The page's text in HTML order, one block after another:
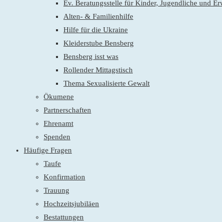
Ev. Beratungsstelle für Kinder, Jugendliche und
Alten- & Familienhilfe
Hilfe für die Ukraine
Kleiderstube Bensberg
Bensberg isst was
Rollender Mittagstisch
Thema Sexualisierte Gewalt
Ökumene
Partnerschaften
Ehrenamt
Spenden
Häufige Fragen
Taufe
Konfirmation
Trauung
Hochzeitsjubiläen
Bestattungen